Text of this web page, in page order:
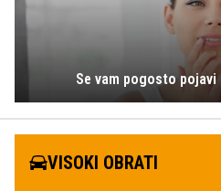
Se vam pogosto
VISOKI OBRATI